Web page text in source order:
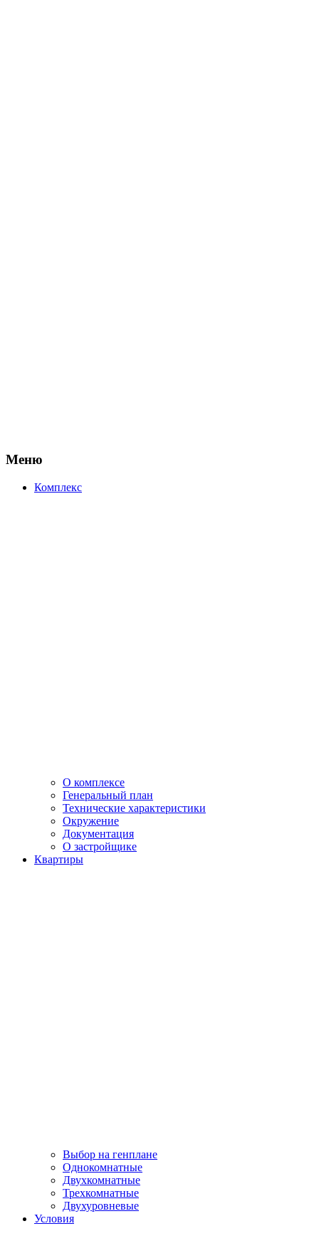
Меню
Комплекс
О комплексе
Генеральный план
Технические характеристики
Окружение
Документация
О застройщике
Квартиры
Выбор на генплане
Однокомнатные
Двухкомнатные
Трехкомнатные
Двухуровневые
Условия